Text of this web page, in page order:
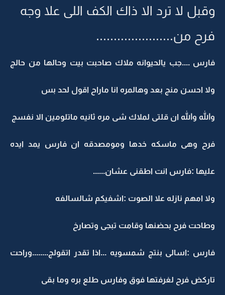
وقبل لا ترد الا ذاك الكف اللى علا وجه
فرح من......................
فارس ....جب يالحيوانه ملاك صاحبت بيت وحالها من حالج
ولا احسن منج بعد وهالمره انا ماراح اقول لحد بس
والله والله ان قلتى لملاك شى مره ثانيه ماتلومين الا نفسج
فرح وهى ماسكه خدها ومومصدقه ان فارس يمد ايده
عليها :فارس انت اطقنى عشان......
ولا امهم نازله علا الصوت :اشفيكم شالسالفه
وطاحت فرح بحضنها وقامت تبجى وتصارخ
فارس :اسالى بنتج شمسويه ...اذا تقدر اتقولج........وراحت
تاركض فرح لغرفتها فوق وفارس طلع بره وما بقى